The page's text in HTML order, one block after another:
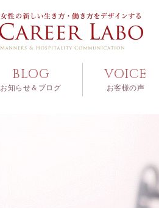
BLOG
お知らせ＆ブログ
VOICE
お客様の声